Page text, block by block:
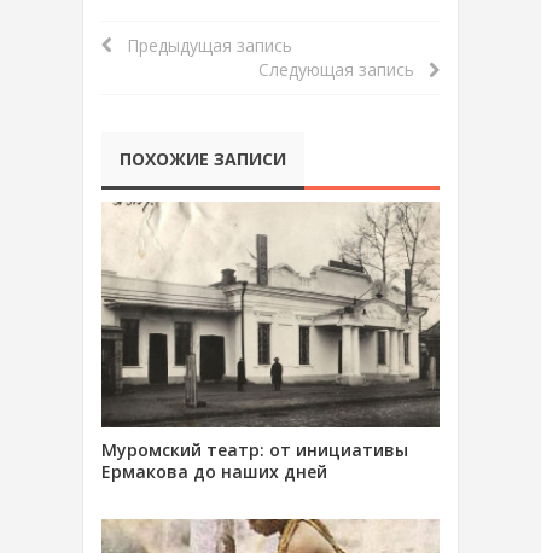
Предыдущая запись
Следующая запись
ПОХОЖИЕ ЗАПИСИ
Муромский театр: от инициативы
Ермакова до наших дней